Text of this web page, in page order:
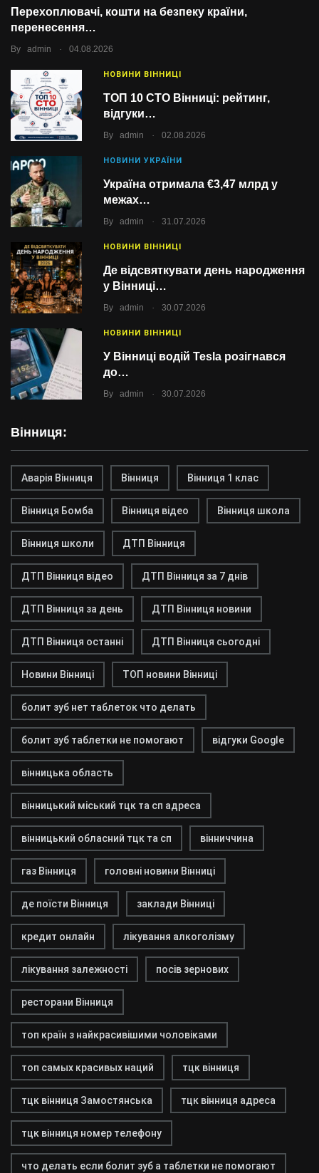
Перехоплювачі, кошти на безпеку країни,
перенесення…
By admin . 04.08.2026
НОВИНИ ВІННИЦІ
ТОП 10 СТО Вінниці: рейтинг,
відгуки…
By admin . 02.08.2026
НОВИНИ УКРАЇНИ
Україна отримала €3,47 млрд у
межах…
By admin . 31.07.2026
НОВИНИ ВІННИЦІ
Де відсвяткувати день народження
у Вінниці…
By admin . 30.07.2026
НОВИНИ ВІННИЦІ
У Вінниці водій Tesla розігнався
до…
By admin . 30.07.2026
Вінниця:
Аварія Вінниця Вінниця Вінниця 1 клас
Вінниця Бомба Вінниця відео Вінниця школа
Вінниця школи ДТП Вінниця
ДТП Вінниця відео ДТП Вінниця за 7 днів
ДТП Вінниця за день ДТП Вінниця новини
ДТП Вінниця останні ДТП Вінниця сьогодні
Новини Вінниці ТОП новини Вінниці
болит зуб нет таблеток что делать
болит зуб таблетки не помогают відгуки Google
вінницька область
вінницький міський тцк та сп адреса
вінницький обласний тцк та сп вінниччина
газ Вінниця головні новини Вінниці
де поїсти Вінниця заклади Вінниці
кредит онлайн лікування алкоголізму
лікування залежності посів зернових
ресторани Вінниця
топ країн з найкрасивішими чоловіками
топ самых красивых наций тцк вінниця
тцк вінниця Замостянська тцк вінниця адреса
тцк вінниця номер телефону
что делать если болит зуб а таблетки не помогают